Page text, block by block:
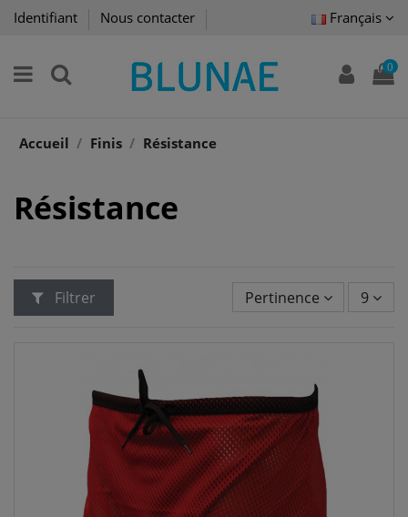
Identifiant Nous contacter Français
0
Accueil Finis Résistance
Résistance
Filtrer Pertinence 9